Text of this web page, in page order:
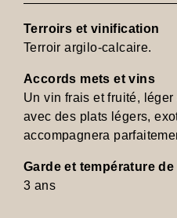
Terroirs et vinification
Terroir argilo-calcaire.
Accords mets et vins
Un vin frais et fruité,
avec des plats légers,
accompagnera
Garde et température
3 ans